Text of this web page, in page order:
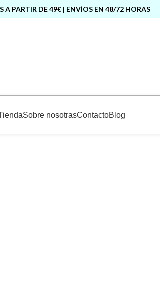
A PARTIR DE 49€ | ENVÍOS EN 48/72 HORAS
Sobre nosotrasContactoBlog